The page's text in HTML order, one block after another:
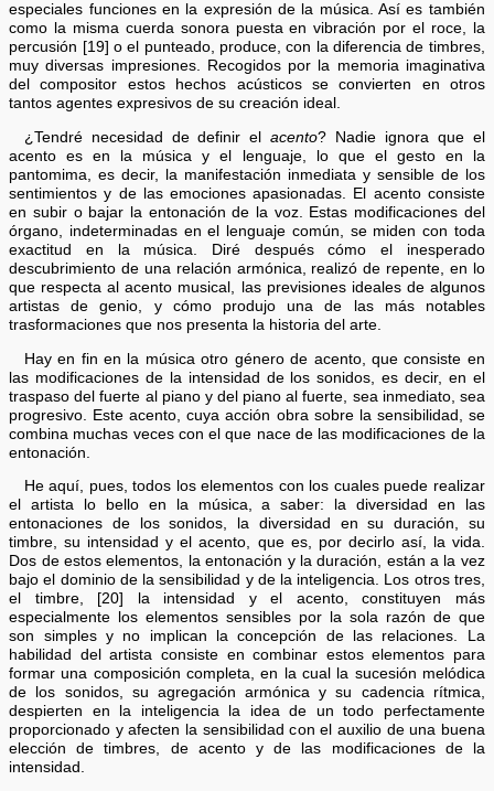
especiales funciones en la expresión de la música. Así es también
como la misma cuerda sonora puesta en vibración por el roce, la
percusión [19] o el punteado, produce, con la diferencia de timbres,
muy diversas impresiones. Recogidos por la memoria imaginativa
del compositor estos hechos acústicos se convierten en otros
tantos agentes expresivos de su creación ideal.
¿Tendré necesidad de definir elacento? Nadie ignora que el
acento es en la música y el lenguaje, lo que el gesto en la
pantomima, es decir, la manifestación inmediata y sensible de los
sentimientos y de las emociones apasionadas. El acento consiste
en subir o bajar la entonación de la voz. Estas modificaciones del
órgano, indeterminadas en el lenguaje común, se miden con toda
exactitud en la música. Diré después cómo el inesperado
descubrimiento de una relación armónica, realizó de repente, en lo
que respecta al acento musical, las previsiones ideales de algunos
artistas de genio, y cómo produjo una de las más notables
trasformaciones que nos presenta la historia del arte.
Hay en fin en la música otro género de acento, que consiste en
las modificaciones de la intensidad de los sonidos, es decir, en el
traspaso del fuerte al piano y del piano al fuerte, sea inmediato, sea
progresivo. Este acento, cuya acción obra sobre la sensibilidad, se
combina muchas veces con el que nace de las modificaciones de la
entonación.
He aquí, pues, todos los elementos con los cuales puede realizar
el artista lo bello en la música, a saber: la diversidad en las
entonaciones de los sonidos, la diversidad en su duración, su
timbre, su intensidad y el acento, que es, por decirlo así, la vida.
Dos de estos elementos, la entonación y la duración, están a la vez
bajo el dominio de la sensibilidad y de la inteligencia. Los otros tres,
el timbre, [20] la intensidad y el acento, constituyen más
especialmente los elementos sensibles por la sola razón de que
son simples y no implican la concepción de las relaciones. La
habilidad del artista consiste en combinar estos elementos para
formar una composición completa, en la cual la sucesión melódica
de los sonidos, su agregación armónica y su cadencia rítmica,
despierten en la inteligencia la idea de un todo perfectamente
proporcionado y afecten la sensibilidad con el auxilio de una buena
elección de timbres, de acento y de las modificaciones de la
intensidad.